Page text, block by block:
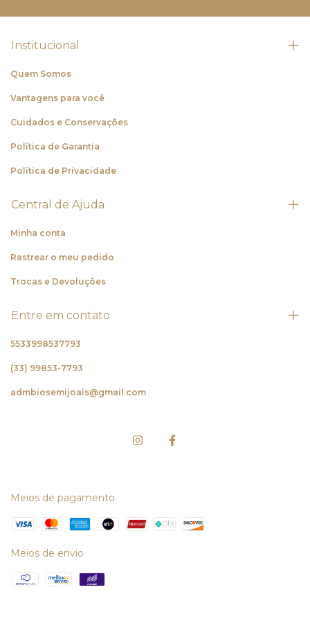
Institucional
Quem Somos
Vantagens para você
Cuidados e Conservações
Política de Garantia
Política de Privacidade
Central de Ajuda
Minha conta
Rastrear o meu pedido
Trocas e Devoluções
Entre em contato
5533998537793
(33) 99853-7793
admbiosemijoais@gmail.com
Meios de pagamento
Meios de envio